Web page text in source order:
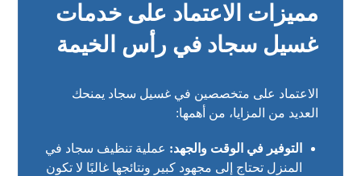
مميزات الاعتماد على خدمات
غسيل سجاد في رأس الخيمة
الاعتماد على متخصصين في غسيل سجاد يمنحك
العديد من المزايا، من أهمها:
التوفير في الوقت والجهد: عملية تنظيف سجاد في
المنزل تحتاج إلى مجهود كبير ونتائجها غالبًا لا تكون